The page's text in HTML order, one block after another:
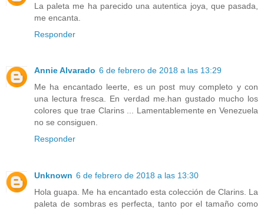
La paleta me ha parecido una autentica joya, que pasada,
me encanta.
Responder
Annie Alvarado 6 de febrero de 2018 a las 13:29
Me ha encantado leerte, es un post muy completo y con
una lectura fresca. En verdad me.han gustado mucho los
colores que trae Clarins ... Lamentablemente en Venezuela
no se consiguen.
Responder
Unknown 6 de febrero de 2018 a las 13:30
Hola guapa. Me ha encantado esta colección de Clarins. La
paleta de sombras es perfecta, tanto por el tamaño como